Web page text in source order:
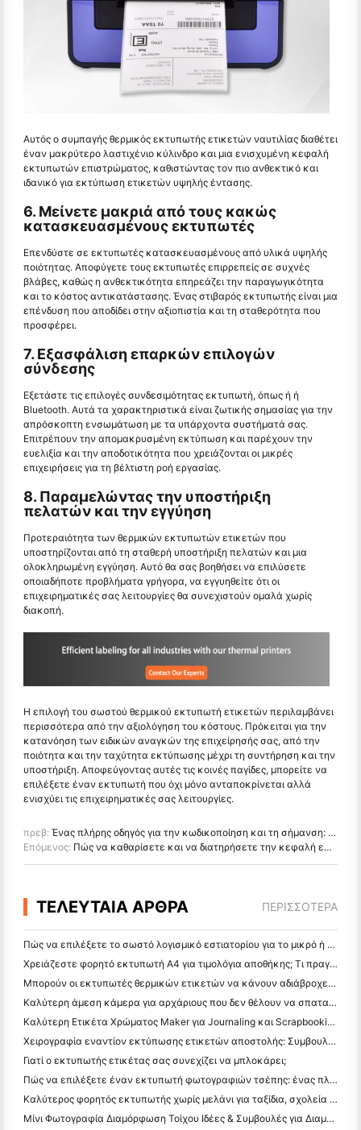
Αυτός ο συμπαγής θερμικός εκτυπωτής ετικετών ναυτιλίας διαθέτει
έναν μακρύτερο λαστιχένιο κύλινδρο και μια ενισχυμένη κεφαλή
εκτυπωτών επιστρώματος, καθιστώντας τον πιο ανθεκτικό και
ιδανικό για εκτύπωση ετικετών υψηλής έντασης.
6. Μείνετε μακριά από τους κακώς
κατασκευασμένους εκτυπωτές
Επενδύστε σε εκτυπωτές κατασκευασμένους από υλικά υψηλής
ποιότητας. Αποφύγετε τους εκτυπωτές επιρρεπείς σε συχνές
βλάβες, καθώς η ανθεκτικότητα επηρεάζει την παραγωγικότητα
και το κόστος αντικατάστασης. Ένας στιβαρός εκτυπωτής είναι μια
επένδυση που αποδίδει στην αξιοπιστία και τη σταθερότητα που
προσφέρει.
7. Εξασφάλιση επαρκών επιλογών
σύνδεσης
Εξετάστε τις επιλογές συνδεσιμότητας εκτυπωτή, όπως ή ή
Bluetooth. Αυτά τα χαρακτηριστικά είναι ζωτικής σημασίας για την
απρόσκοπτη ενσωμάτωση με τα υπάρχοντα συστήματά σας.
Επιτρέπουν την απομακρυσμένη εκτύπωση και παρέχουν την
ευελιξία και την αποδοτικότητα που χρειάζονται οι μικρές
επιχειρήσεις για τη βέλτιστη ροή εργασίας.
8. Παραμελώντας την υποστήριξη
πελατών και την εγγύηση
Προτεραιότητα των θερμικών εκτυπωτών ετικετών που
υποστηρίζονται από τη σταθερή υποστήριξη πελατών και μια
ολοκληρωμένη εγγύηση. Αυτό θα σας βοηθήσει να επιλύσετε
οποιαδήποτε προβλήματα γρήγορα, να εγγυηθείτε ότι οι
επιχειρηματικές σας λειτουργίες θα συνεχιστούν ομαλά χωρίς
διακοπή.
Η επιλογή του σωστού θερμικού εκτυπωτή ετικετών περιλαμβάνει
περισσότερα από την αξιολόγηση του κόστους. Πρόκειται για την
κατανόηση των ειδικών αναγκών της επιχείρησής σας, από την
ποιότητα και την ταχύτητα εκτύπωσης μέχρι τη συντήρηση και την
υποστήριξη. Αποφεύγοντας αυτές τις κοινές παγίδες, μπορείτε να
επιλέξετε έναν εκτυπωτή που όχι μόνο ανταποκρίνεται αλλά
ενισχύει τις επιχειρηματικές σας λειτουργίες.
πρεβ: Ένας πλήρης οδηγός για την κωδικοποίηση και τη σήμανση: Τεχνικές και τύποι εξοπλισμού
Επόμενος: Πώς να καθαρίσετε και να διατηρήσετε την κεφαλή εκτύπωσης σε έναν εκτυπωτή;
ΤΕΛΕΥΤΑΙΑ ΑΡΘΡΑ ΠΕΡΙΣΣΌΤΕΡΑ
Πώς να επιλέξετε το σωστό λογισμικό εστιατορίου για το μικρό ή μεσαίο σας εστιατόριο
Χρειάζεστε φορητό εκτυπωτή A4 για τιμολόγια αποθήκης; Τι πραγματικά λειτουργεί
Μπορούν οι εκτυπωτές θερμικών ετικετών να κάνουν αδιάβροχες ετικέτες για προϊόντα μικρών επιχειρήσεων;
Καλύτερη άμεση κάμερα για αρχάριους που δεν θέλουν να σπαταλήσουν χαρτί
Καλύτερη Ετικέτα Χρώματος Maker για Journaling και Scrapbooking: Προσθέστε Περισσότερο Χρώμα σε Κάθε Σελίδα
Χειρογραφία εναντίον εκτύπωσης ετικετών αποστολής: Συμβουλές για τις μικρές επιχειρήσεις το 2026
Γιατί ο εκτυπωτής ετικέτας σας συνεχίζει να μπλοκάρει;
Πώς να επιλέξετε έναν εκτυπωτή φωτογραφιών τσέπης: ένας πλήρης οδηγός για τους χρήστες ημερολογίου, ταξιδιών και iPhone
Καλύτερος φορητός εκτυπωτής χωρίς μελάνι για ταξίδια, σχολεία και κινητή εργασία: Hanin MT620 Pro Review
Μίνι Φωτογραφία Διαμόρφωση Τοίχου Ιδέες & Συμβουλές για Διαμόρφωση Υπνοδωματίου και Κοιτώνα